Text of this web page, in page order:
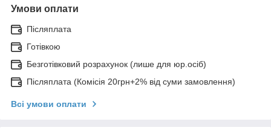
Умови оплати
Післяплата
Готівкою
Безготівковий розрахунок (лише для юр.осіб)
Післяплата (Комісія 20грн+2% від суми замовлення)
Всі умови оплати